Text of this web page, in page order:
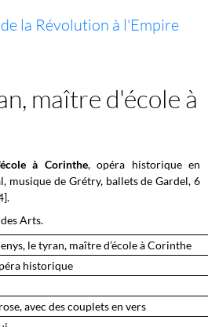
la Révolution à l'Empire
maître d'école à
à Corinthe, opéra historique en
musique de Grétry, ballets de Gardel, 6
Arts.
le tyran, maître d’école à Corinthe
historique
avec des couplets en vers